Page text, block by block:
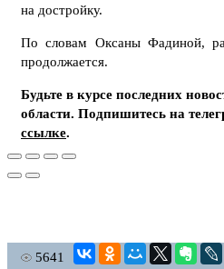
на достройку.
По словам Оксаны Фадиной,
продолжается.
Будьте в курсе последних
области. Подпишитесь на
ссылке.
5641